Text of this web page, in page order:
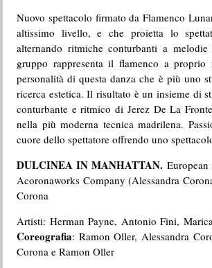
Nuovo spettacolo firmato da Flamenco
altissimo livello, e che proietta lo
alternando ritmiche conturbanti a
gruppo rappresenta il flamenco a
personalità di questa danza che è più uno
ricerca estetica. Il risultato è un insieme di
conturbante e ritmico di Jerez De La
nella più moderna tecnica madrilena.
cuore dello spettatore offrendo uno
DULCINEA IN MANHATTAN.
Acoronaworks Company (Alessandra
Corona
Artisti: Herman Payne, Antonio Fini,
Coreografia: Ramon Oller, Alessandra
Corona e Ramon Oller